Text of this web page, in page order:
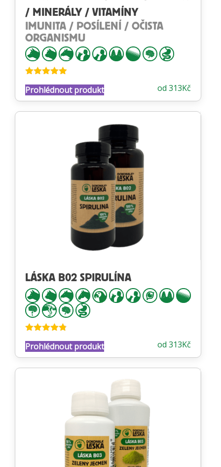
/ MINERÁLY / VITAMÍNY
IMUNITA / POSÍLENÍ / OČISTA
ORGANISMU
4.88z 5 od 313Kč
Prohlédnout produkt
LÁSKA B02 SPIRULÍNA
4.77z 5 od 313Kč
Prohlédnout produkt